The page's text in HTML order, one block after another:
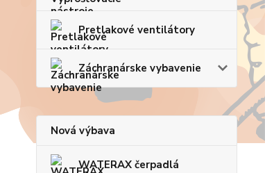
Pretlakové ventilátory
Záchranárske vybavenie
Nová výbava
WATERAX čerpadlá